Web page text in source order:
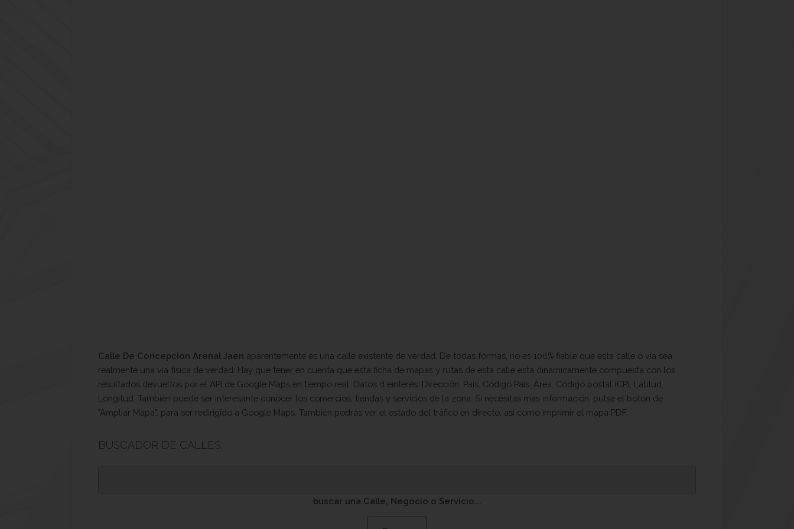
Calle De Concepcion Arenal Jaen aparentemente es una calle existente de verdad. De todas formas, no es 100% fiable que esta calle o vía sea
realmente una vía física de verdad. Hay que tener en cuenta que esta ficha de mapas y rutas de esta calle está dinamicamente compuesta con los
resultados devueltos por el API de Google Maps en tiempo real. Datos d einterés: Dirección, País, Código País, Área, Código postal (CP), Latitud,
Longitud. También puede ser interesante conocer los comercios, tiendas y servicios de la zona. Si necesitas mas información, pulsa el botón de
"Ampliar Mapa", para ser redirigido a Google Maps. También podrás ver el estado del tráfico en directo, así como imprimir el mapa PDF.
BUSCADOR DE CALLES:
buscar una Calle, Negocio o Servicio...